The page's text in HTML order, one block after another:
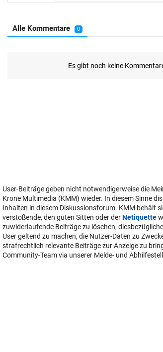
User-Beiträge geben nicht notwendigerweise die
Krone Multimedia (KMM) wieder. In diesem Sinne
Inhalten in diesem Diskussionsforum. KMM behält
verstoßende, den guten Sitten oder derNetiquette
zuwiderlaufende Beiträge zu löschen,
User geltend zu machen, die Nutzer-Daten zu
strafrechtlich relevante Beiträge zur Anzeige zu
Community-Team via unserer Melde- und